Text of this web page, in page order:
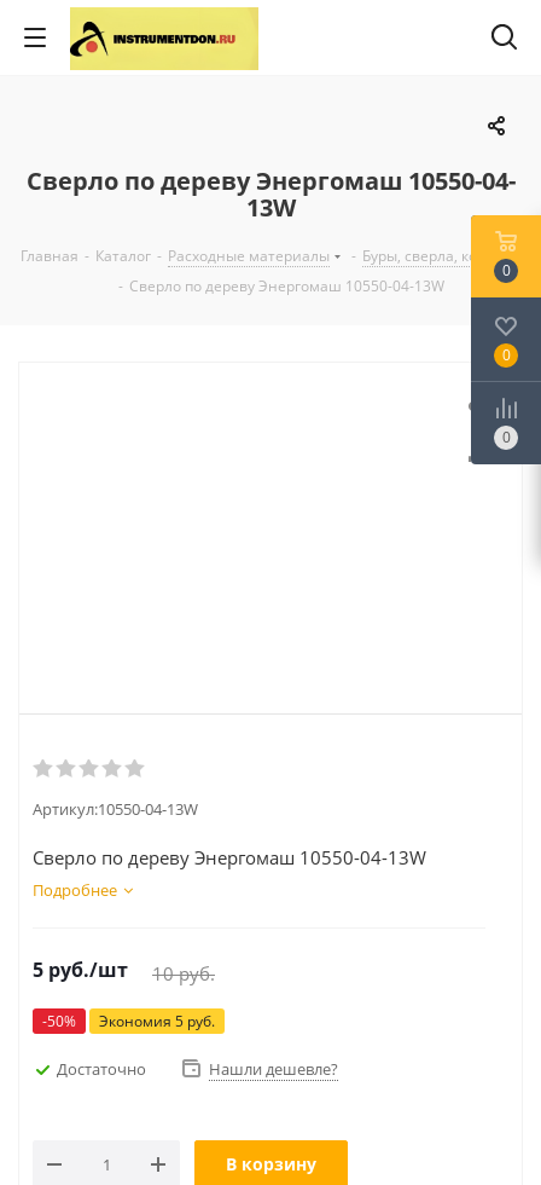
Сверло по дереву Энергомаш 10550-04-
13W
Главная - Каталог - Расходные материалы - Буры, сверла, коронки
- Сверло по дереву Энергомаш 10550-04-13W
Артикул:10550-04-13W
Сверло по дереву Энергомаш 10550-04-13W
Подробнее
5 руб./шт 10руб.
-50% Экономия 5 руб.
Достаточно Нашли дешевле?
В корзину
0
0
0